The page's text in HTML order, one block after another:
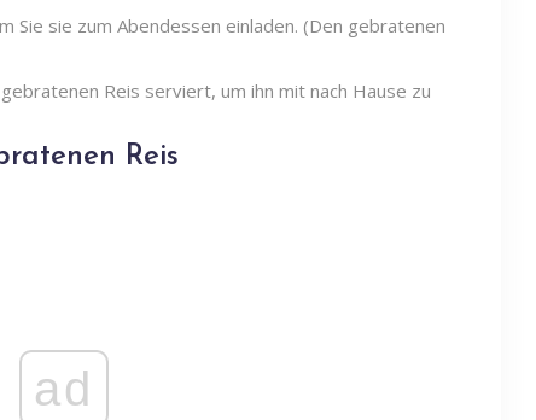
Sie sie zum Abendessen einladen. (Den gebratenen
Reis serviert, um ihn mit nach Hause zu
Reis
ad